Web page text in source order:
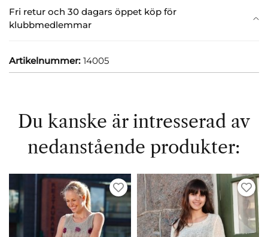
Fri retur och 30 dagars öppet köp för
klubbmedlemmar
Artikelnummer: 14005
Du kanske är intresserad av
nedanstående produkter: